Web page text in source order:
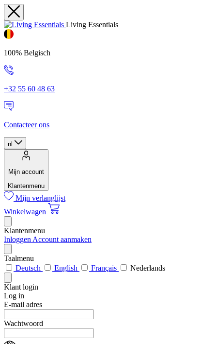
Living Essentials
100% Belgisch
+32 55 60 48 63
Contacteer ons
nl
Mijn account
Klantenmenu
Mijn verlanglijst
Winkelwagen
Klantenmenu
Inloggen Account aanmaken
Taalmenu
Deutsch
English Français Nederlands
Klant login
Log in
E-mail adres
Wachtwoord